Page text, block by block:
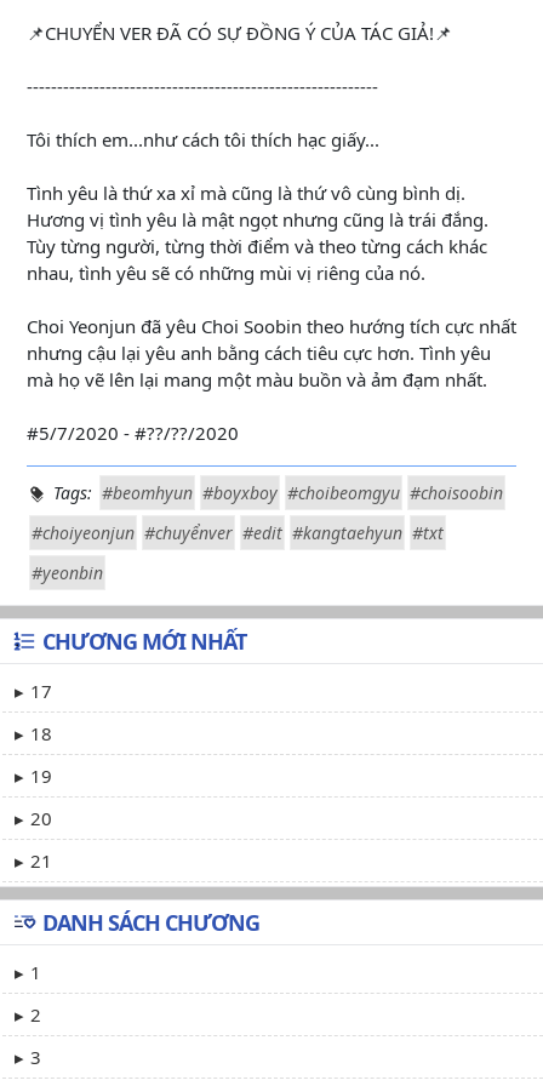
📌CHUYỂN VER ĐÃ CÓ SỰ ĐỒNG Ý CỦA TÁC GIẢ!📌
----------------------------------------------------------
Tôi thích em...như cách tôi thích hạc giấy...
Tình yêu là thứ xa xỉ mà cũng là thứ vô cùng bình dị.
Hương vị tình yêu là mật ngọt nhưng cũng là trái đắng.
Tùy từng người, từng thời điểm và theo từng cách khác
nhau, tình yêu sẽ có những mùi vị riêng của nó.
Choi Yeonjun đã yêu Choi Soobin theo hướng tích cực nhất
nhưng cậu lại yêu anh bằng cách tiêu cực hơn. Tình yêu
mà họ vẽ lên lại mang một màu buồn và ảm đạm nhất.
#5/7/2020 - #??/??/2020
Tags: #beomhyun #boyxboy #choibeomgyu #choisoobin
#choiyeonjun #chuyểnver #edit #kangtaehyun #txt
#yeonbin
CHƯƠNG MỚI NHẤT
17
18
19
20
21
DANH SÁCH CHƯƠNG
1
2
3